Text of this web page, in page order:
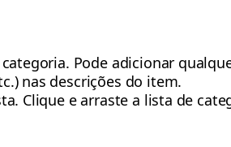
Pode adicionar
nas descrições do item.
Clique e arraste a lista de